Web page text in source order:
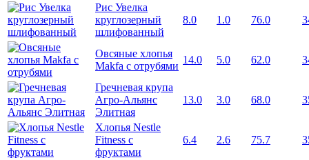
Рис Увелка
круглозерный
шлифованный
8.0 1.0 76.0
Овсяные хлопья
Makfa с отрубями
14.0 5.0 62.0
Гречневая крупа
Агро-Альянс
Элитная
13.0 3.0 68.0
Хлопья Nestle
Fitness с
фруктами
6.4 2.6 75.7